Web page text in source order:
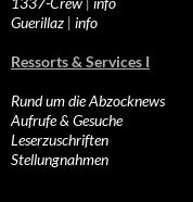
Guerillaz | info
Ressorts & Services I
Rund um die Abzocknews
Aufrufe & Gesuche
Leserzuschriften
Stellungnahmen